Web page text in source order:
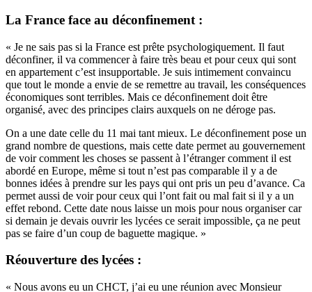
La France face au déconfinement :
« Je ne sais pas si la France est prête psychologiquement. Il faut
déconfiner, il va commencer à faire très beau et pour ceux qui sont
en appartement c’est insupportable. Je suis intimement convaincu
que tout le monde a envie de se remettre au travail, les conséquences
économiques sont terribles. Mais ce déconfinement doit être
organisé, avec des principes clairs auxquels on ne déroge pas.
On a une date celle du 11 mai tant mieux. Le déconfinement pose un
grand nombre de questions, mais cette date permet au gouvernement
de voir comment les choses se passent à l’étranger comment il est
abordé en Europe, même si tout n’est pas comparable il y a de
bonnes idées à prendre sur les pays qui ont pris un peu d’avance. Ca
permet aussi de voir pour ceux qui l’ont fait ou mal fait si il y a un
effet rebond. Cette date nous laisse un mois pour nous organiser car
si demain je devais ouvrir les lycées ce serait impossible, ça ne peut
pas se faire d’un coup de baguette magique. »
Réouverture des lycées :
« Nous avons eu un CHCT, j’ai eu une réunion avec Monsieur